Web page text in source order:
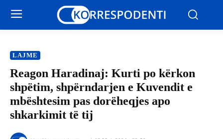
LAJME
Reagon Haradinaj: Kurti po kërkon
shpëtim, shpërndarjen e Kuvendit e
mbështesim pas dorëheqjes apo
shkarkimit të tij